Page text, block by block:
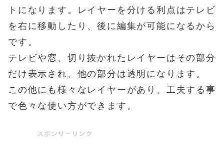
トになります。レイヤーを分ける利点はテレビ
を右に移動したり、後に編集が可能になるから
です。
テレビや窓、切り抜かれたレイヤーはその部分
だけ表示され、他の部分は透明になります。
この他にも様々なレイヤーがあり、工夫する事
で色々な使い方ができます。